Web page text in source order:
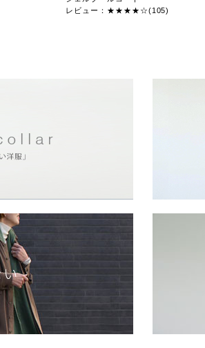
レビュー：★★★★☆(105)